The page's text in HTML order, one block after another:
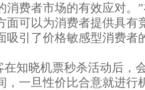
消费者市场的有效应对。
面可以为消费者提供具有
吸引了价格敏感型消费者
在知晓机票秒杀活动后，
，一旦性价比合意就进行